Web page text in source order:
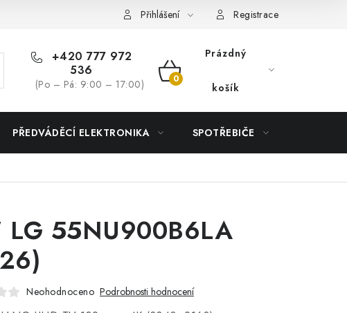
Přihlášení Registrace
+420 777 972
536
(Po – Pá: 9:00 – 17:00)
NÁKUPNÍ
Prázdný
košík
PŘEDVÁDĚCÍ ELEKTRONIKA SPOTŘEBIČE
55NU900B6LA
Neohodnoceno Podrobnosti hodnocení